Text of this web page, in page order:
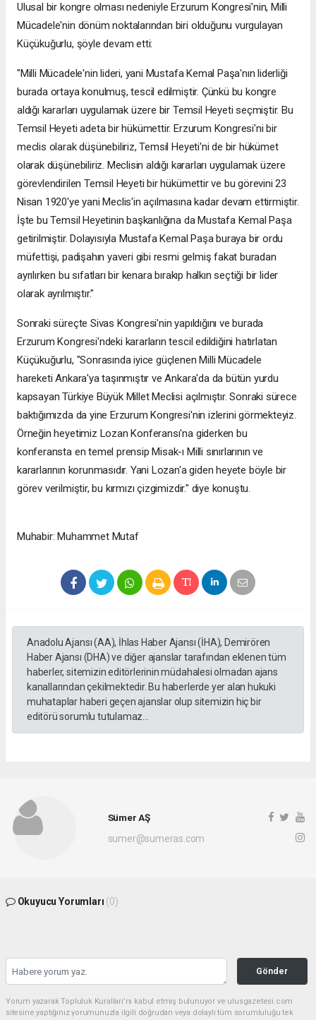
Ulusal bir kongre olması nedeniyle Erzurum Kongresi'nin, Milli
Mücadele'nin dönüm noktalarından biri olduğunu vurgulayan
Küçükuğurlu, şöyle devam etti:
"Milli Mücadele'nin lideri, yani Mustafa Kemal Paşa'nın liderliği
burada ortaya konulmuş, tescil edilmiştir. Çünkü bu kongre
aldığı kararları uygulamak üzere bir Temsil Heyeti seçmiştir. Bu
Temsil Heyeti adeta bir hükümettir. Erzurum Kongresi'ni bir
meclis olarak düşünebiliriz, Temsil Heyeti'ni de bir hükümet
olarak düşünebiliriz. Meclisin aldığı kararları uygulamak üzere
görevlendirilen Temsil Heyeti bir hükümettir ve bu görevini 23
Nisan 1920'ye yani Meclis'in açılmasına kadar devam ettirmiştir.
İşte bu Temsil Heyetinin başkanlığına da Mustafa Kemal Paşa
getirilmiştir. Dolayısıyla Mustafa Kemal Paşa buraya bir ordu
müfettişi, padişahın yaveri gibi resmi gelmiş fakat buradan
ayrılırken bu sıfatları bir kenara bırakıp halkın seçtiği bir lider
olarak ayrılmıştır."
Sonraki süreçte Sivas Kongresi'nin yapıldığını ve burada
Erzurum Kongresi'ndeki kararların tescil edildiğini hatırlatan
Küçükuğurlu, "Sonrasında iyice güçlenen Milli Mücadele
hareketi Ankara'ya taşınmıştır ve Ankara'da da bütün yurdu
kapsayan Türkiye Büyük Millet Meclisi açılmıştır. Sonraki sürece
baktığımızda da yine Erzurum Kongresi'nin izlerini görmekteyiz.
Örneğin heyetimiz Lozan Konferansı'na giderken bu
konferansta en temel prensip Misak-ı Milli sınırlarının ve
kararlarının korunmasıdır. Yani Lozan'a giden heyete böyle bir
görev verilmiştir, bu kırmızı çizgimizdir." diye konuştu.
Muhabir: Muhammet Mutaf
Anadolu Ajansı (AA), İhlas Haber Ajansı (İHA), Demirören
Haber Ajansı (DHA) ve diğer ajanslar tarafından eklenen tüm
haberler, sitemizin editörlerinin müdahalesi olmadan ajans
kanallarından çekilmektedir. Bu haberlerde yer alan hukuki
muhataplar haberi geçen ajanslar olup sitemizin hiç bir
editörü sorumlu tutulamaz...
Sümer AŞ
sumer@sumeras.com
Okuyucu Yorumları (0)
Gönder
Yorum yazarak Topluluk Kuralları’nı kabul etmiş bulunuyor ve ulusgazetesi.com
sitesine yaptığınız yorumunuzla ilgili doğrudan veya dolaylı tüm sorumluluğu tek